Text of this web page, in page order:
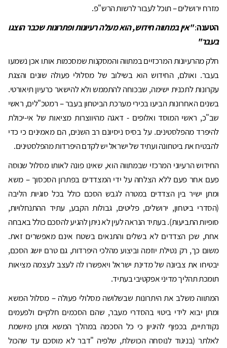
מזרח ירושלים – תוכל לעבור לרשות הרש"פ.
הטענה:"אין במתווה חידוש, הוא מעלה רעיונות ופתרונות שכבר הוצגו
בעבר"
חלק מהרעיונות המרכזיים במתווה והמסקנות שמסכמות אותו אכן נשמעו
בעבר. ואולם, החידוש הוא בשילוב של מסלולי פעולה שונים והצגת
עקרונות לתכנית ישימה, שבכוחה להתממש ולא להישאר כרעיון תיאורטי.
בשנים האחרונות הביעו בכירי מערכת הביטחון בעבר – רמטכ"לים, ראשי
שב"כ, ראשי המוסד ואלופים - דאגה מהיווצרות מציאות של אי-יכולת
להיפרד מהפלסטינים. על בסיס ניסיונם רב השנים, הם מאמינים כי כדי
להבטיח את ביטחונה ועתיד של ישראל יש לקדם היפרדות מהפלסטינים.
החידוש הרעיוני המרכזי שבמתווה הוא, שאינו פונה לאותו מסלול שנוסה
פעם אחר פעם ללא הצלחה על ידי המצדדים בפתרון הסכסוך – משא
ומתן ישיר בין הצדדים במטרה לגבש הסכם כולל בכל סוגיות הליבה
(הסדרי ביטחון, ירושלים, פליטים, גבולות הקבע, עתיד ההתנחלויות,
סופיות התביעות). בעתיד הנראה לעין לא ניתן להגיע להסכם כולל באבחה
אחת, שכן הצדדים לא בשלים והתנאים בשטח אינם מאפשרים זאת.
משום כך, רק נטילת יוזמה וביצוע מהלכי היפרדות, גם טרם יושג הסכם,
יבטיחו את צביונה של מדינת ישראל ויאפשרו לה לעצב לעצמה מציאות
תומכת תהליך מדיני אפקטיבי בעתיד.
המתווה משלב את היתרונות שבשלושה מסלולי פעולה – מסלול המשא
ומתן יבוא לידי ביטוי בהסדרי מעבר, שהם הסכמים חלקיים ולפעמים
נקודתיים, בכפוף להיגיון כי כל הסכמה במהלך המשא ומתן מיושמת
לאלתר (בניגוד לנוסחה הכושלת, שלפיה "דבר לא מוסכם עד שהכול